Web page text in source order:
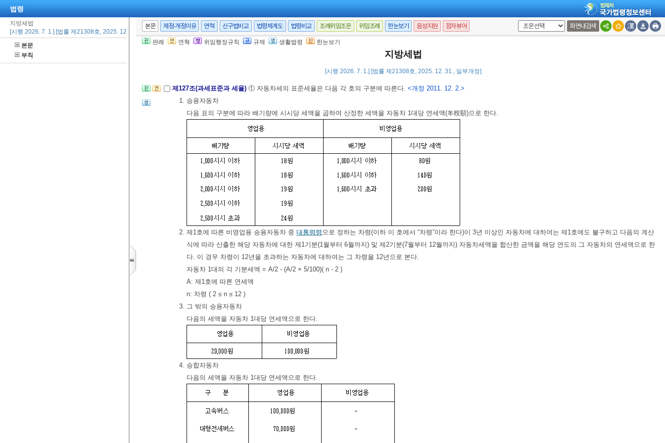
법령
지방세법
[시행 2026. 7. 1.] [법률 제21308호, 2025. 12. 31., 일부개정]
본문
부칙
본문 제정·개정이유 연혁 신구법비교 법령체계도 법령비교 조례위임조문 위임조례 한눈보기 음성지원 점자뷰어 화면내검색
판례 연혁 위임행정규칙 규제 생활법령 한눈보기
지방세법
[시행 2026. 7. 1.] [법률 제21308호, 2025. 12. 31., 일부개정]
제126조(비과세)다음 각 호의 어느 하나에 해당하는 자동차를 소유하는 자에 대하여는 자동차세를 부과하지 아니한다.
1. 국가 또는 지방자치단체가 국방ㆍ경호ㆍ경비ㆍ교통순찰 또는 소방을 위하여 제공하는 자동차
2. 국가 또는 지방자치단체가 환자수송ㆍ청소ㆍ오물제거 또는 도로공사를 위하여 제공하는 자동차
으로 정하는 자동차
제127조(과세표준과 세율) ① 자동차세의 표준세율은 다음 각 호의 구분에 따른다. <개정 2011. 12. 2.>
1. 승용자동차
다음 표의 구분에 따라 배기량에 시시당 세액을 곱하여 산정한 세액을 자동차 1대당 연세액(年稅額)으로 한다.
2. 제1호에 따른 비영업용 승용자동차 중 대통령령 으로 정하는 차령(이하 이 호에서 “차령”이라 한다)이 3년 이상인 자동차에 대하여는 제1호에도 불구하고 다음의 계산
식에 따라 산출한 해당 자동차에 대한 제1기분(1월부터 6월까지) 및 제2기분(7월부터 12월까지) 자동차세액을 합산한 금액을 해당 연도의 그 자동차의 연세액으로 한
다. 이 경우 차령이 12년을 초과하는 자동차에 대하여는 그 차령을 12년으로 본다.
자동차 1대의 각 기분세액 = A/2 - (A/2 × 5/100)( n - 2 )
A: 제1호에 따른 연세액
n: 차령 ( 2 ≤ n ≤ 12 )
3. 그 밖의 승용자동차
다음의 세액을 자동차 1대당 연세액으로 한다.
4. 승합자동차
다음의 세액을 자동차 1대당 연세액으로 한다.